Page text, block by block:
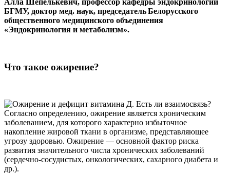
БГМУ, доктор мед. наук, председатель Белорусского
общественного медицинского объединения
«Эндокринология и метаболизм».
Что такое ожирение?
Согласно определению, ожирение является хроническим
заболеванием, для которого характерно избыточное
накопление жировой ткани в организме, представляющее
угрозу здоровью. Ожирение — основной фактор риска
развития значительного числа хронических заболеваний
(сердечно-сосудистых, онкологических, сахарного диабета и
др.).